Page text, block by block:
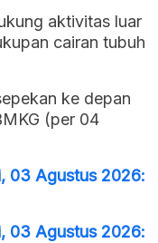
aktivitas luar
cairan tubuh
ke depan
(per 04
03 Agustus 2026:
03 Agustus 2026: